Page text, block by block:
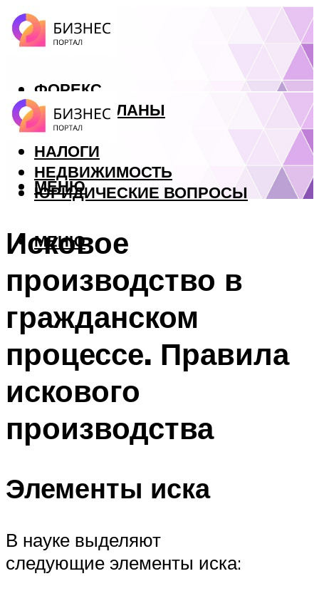
ФОРЕКС
БИЗНЕС ПЛАНЫ
КРЕДИТЫ
НАЛОГИ
НЕДВИЖИМОСТЬ
ЮРИДИЧЕСКИЕ ВОПРОСЫ
МЕНЮ
МЕНЮ
Исковое
производство в
гражданском
процессе. Правила
искового
производства
Элементы иска
В науке выделяют
следующие элементы иска: